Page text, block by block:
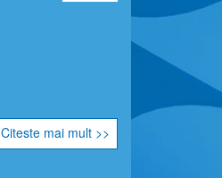
Citeste mai mult >>